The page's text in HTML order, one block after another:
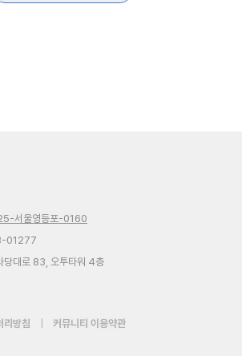
서울영등포-0160
01277
당대로 83, 오투타워 4층
리방침 커뮤니티 이용약관